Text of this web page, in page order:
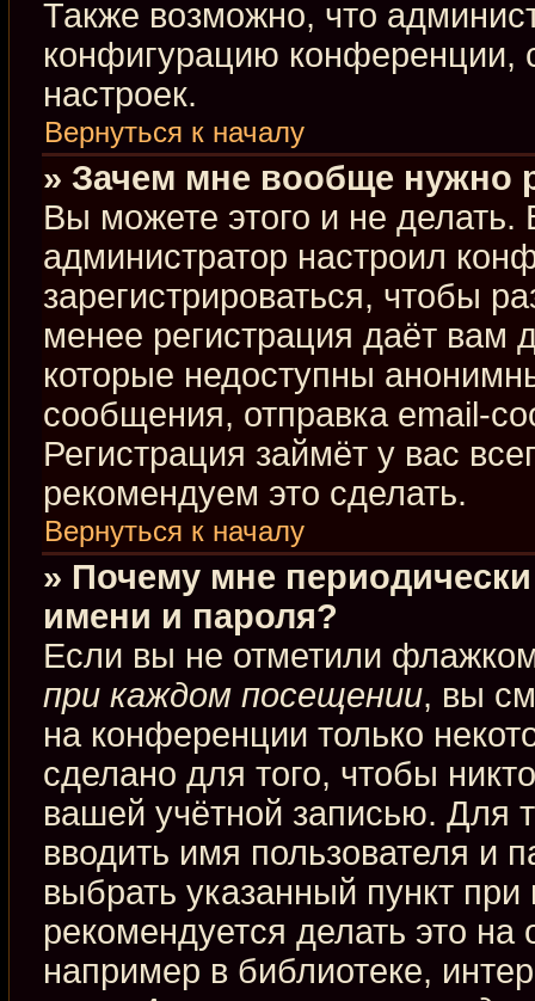
Также возможно, что
конфигурацию конференции,
настроек.
Вернуться к началу
» Зачем мне вообще нужно
Вы можете этого и не делать.
администратор настроил
зарегистрироваться, чтобы
менее регистрация даёт вам
которые недоступны
сообщения, отправка email-
Регистрация займёт у вас
рекомендуем это сделать.
Вернуться к началу
» Почему мне
имени и пароля?
Если вы не отметили
при каждом посещении, вы
на конференции только
сделано для того, чтобы
вашей учётной записью. Для
вводить имя пользователя и
выбрать указанный пункт
рекомендуется делать это
например в библиотеке,